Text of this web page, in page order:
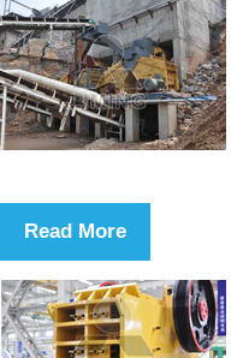
Read More